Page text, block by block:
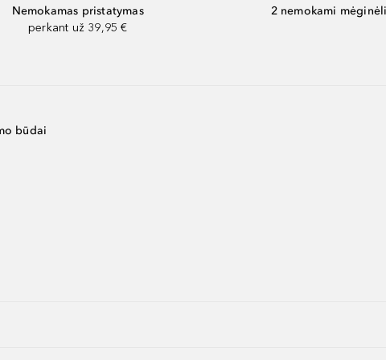
Nemokamas pristatymas
perkant už 39,95 €
2 nemokami
būdai